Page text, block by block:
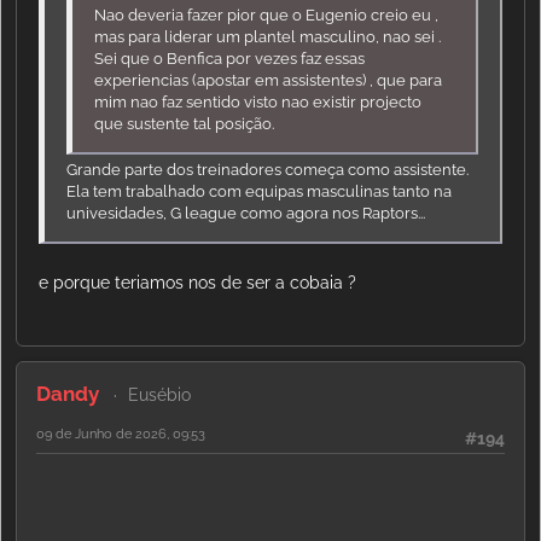
Nao deveria fazer pior que o Eugenio creio eu ,
mas para liderar um plantel masculino, nao sei .
Sei que o Benfica por vezes faz essas
experiencias (apostar em assistentes) , que para
mim nao faz sentido visto nao existir projecto
que sustente tal posição.
Grande parte dos treinadores começa como assistente.
Ela tem trabalhado com equipas masculinas tanto na
univesidades, G league como agora nos Raptors...
e porque teriamos nos de ser a cobaia ?
Dandy Eusébio
#194
09 de Junho de 2026, 09:53